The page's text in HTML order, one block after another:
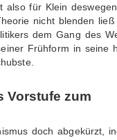
also für Klein
nicht blenden
dem Gang des
Frühform in seine
Vorstufe zum
doch abgekürzt,